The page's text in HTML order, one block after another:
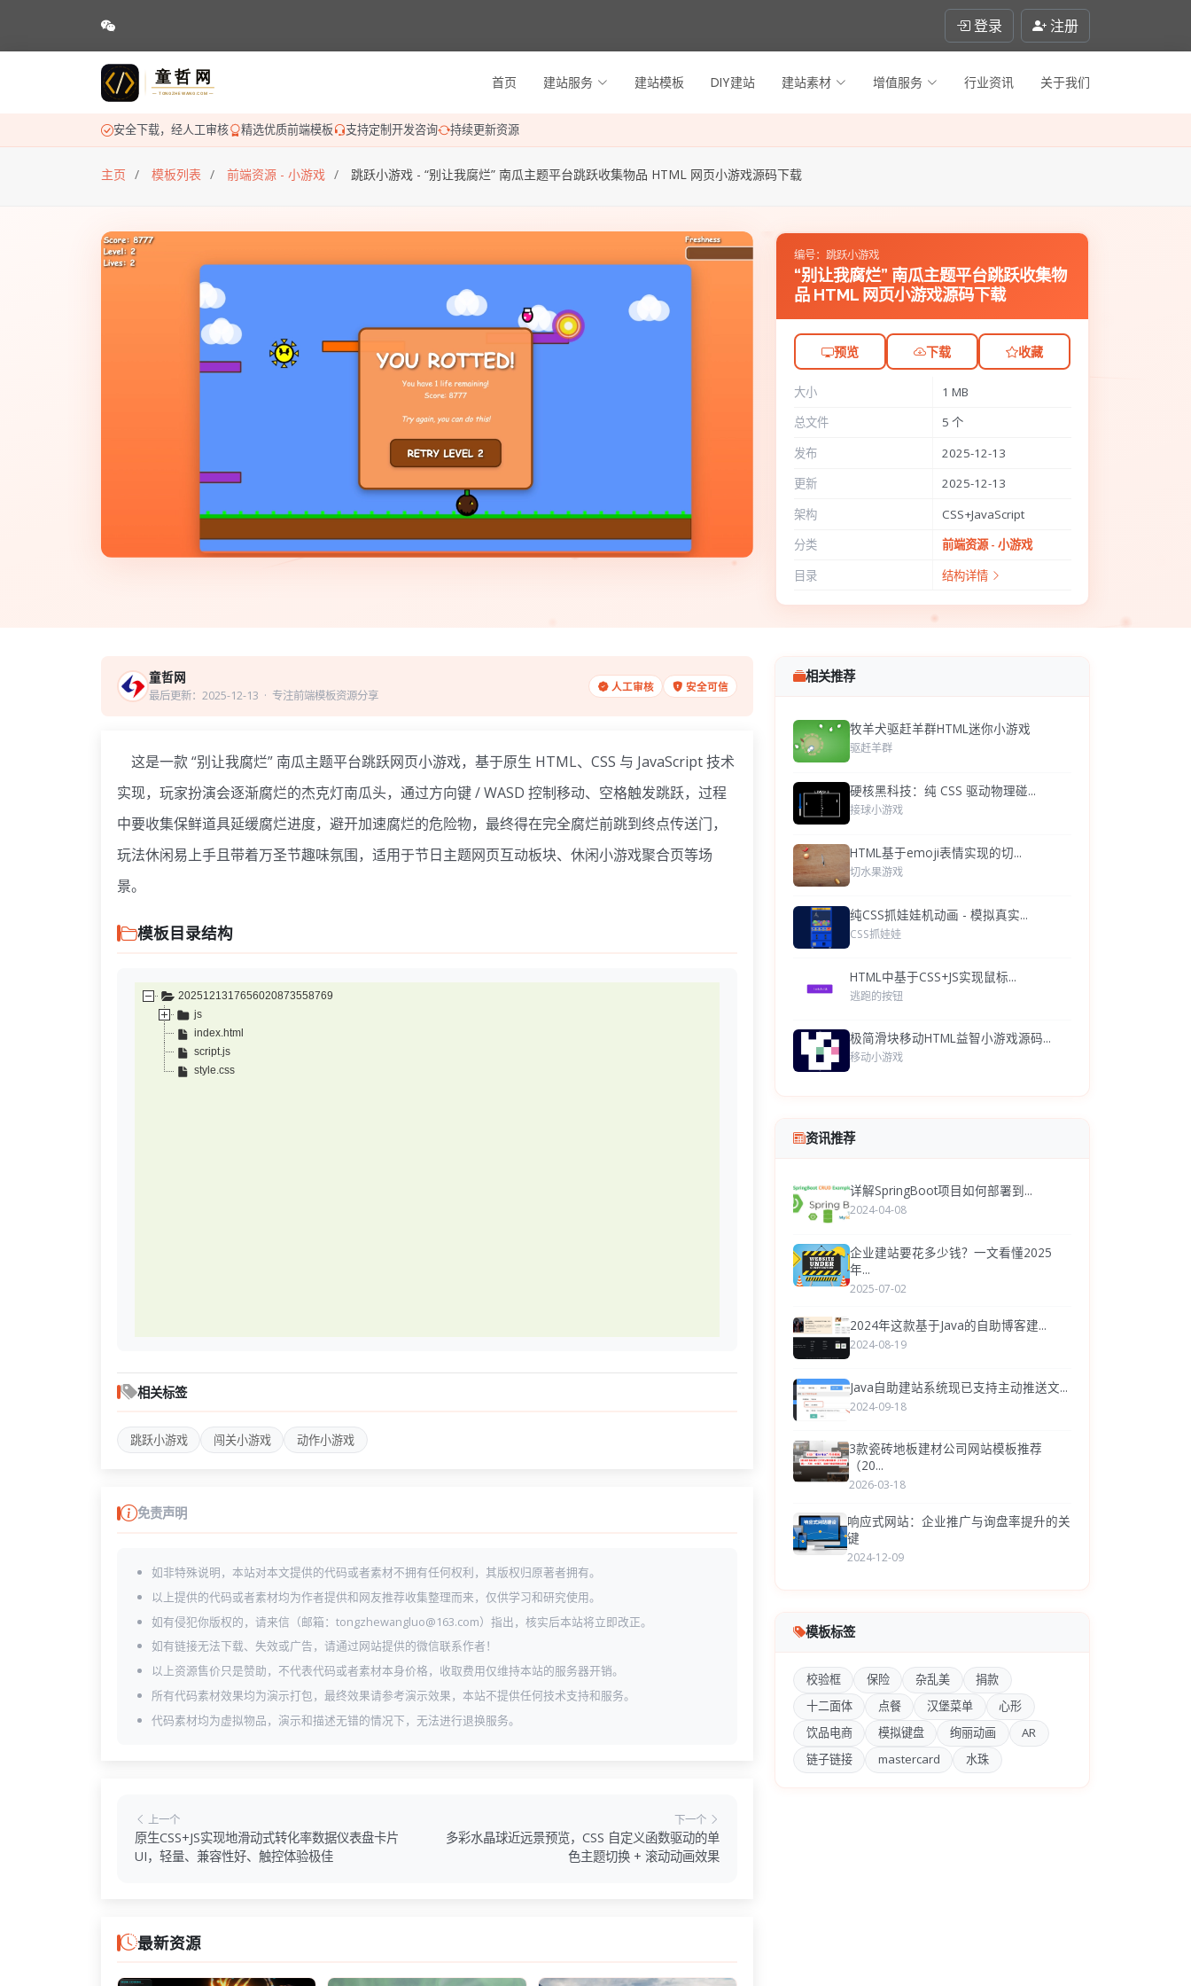
登录 注册
首页 建站服务 建站模板 DIY建站 建站素材 增值服务 行业资讯 关于我们
安全下载，经人工审核 精选优质前端模板 支持定制开发咨询 持续更新资源
主页 模板列表 前端资源 - 小游戏 跳跃小游戏 - “别让我腐烂” 南瓜主题平台跳跃收集物品 HTML 网页小游戏源码下载
编号：跳跃小游戏
“别让我腐烂” 南瓜主题平台跳跃收集物
品 HTML 网页小游戏源码下载
预览 下载 收藏
大小
1 MB
总文件
5 个
发布
2025-12-13
更新
2025-12-13
架构
CSS+JavaScript
分类
前端资源 - 小游戏
目录
结构详情
童哲网
最后更新：2025-12-13 · 专注前端模板资源分享
人工审核 安全可信
这是一款 “别让我腐烂” 南瓜主题平台跳跃网页小游戏，基于原生 HTML、CSS 与 JavaScript 技术
实现，玩家扮演会逐渐腐烂的杰克灯南瓜头，通过方向键 / WASD 控制移动、空格触发跳跃，过程
中要收集保鲜道具延缓腐烂进度，避开加速腐烂的危险物，最终得在完全腐烂前跳到终点传送门，
玩法休闲易上手且带着万圣节趣味氛围，适用于节日主题网页互动板块、休闲小游戏聚合页等场
景。
模板目录结构
2025121317656020873558769
js
index.html
script.js
style.css
相关标签
跳跃小游戏 闯关小游戏 动作小游戏
免责声明
如非特殊说明，本站对本文提供的代码或者素材不拥有任何权利，其版权归原著者拥有。
以上提供的代码或者素材均为作者提供和网友推荐收集整理而来，仅供学习和研究使用。
如有侵犯你版权的，请来信（邮箱：tongzhewangluo@163.com）指出，核实后本站将立即改正。
如有链接无法下载、失效或广告，请通过网站提供的微信联系作者！
以上资源售价只是赞助，不代表代码或者素材本身价格，收取费用仅维持本站的服务器开销。
所有代码素材效果均为演示打包，最终效果请参考演示效果，本站不提供任何技术支持和服务。
代码素材均为虚拟物品，演示和描述无错的情况下，无法进行退换服务。
上一个
原生CSS+JS实现地滑动式转化率数据仪表盘卡片
UI，轻量、兼容性好、触控体验极佳
下一个
多彩水晶球近远景预览，CSS 自定义函数驱动的单
色主题切换 + 滚动动画效果
最新资源
相关推荐
牧羊犬驱赶羊群HTML迷你小游戏
驱赶羊群
硬核黑科技：纯 CSS 驱动物理碰...
接球小游戏
HTML基于emoji表情实现的切...
切水果游戏
纯CSS抓娃娃机动画 - 模拟真实...
CSS抓娃娃
HTML中基于CSS+JS实现鼠标...
逃跑的按钮
极简滑块移动HTML益智小游戏源码...
移动小游戏
资讯推荐
详解SpringBoot项目如何部署到...
2024-04-08
企业建站要花多少钱？一文看懂2025
年...
2025-07-02
2024年这款基于Java的自助博客建...
2024-08-19
Java自助建站系统现已支持主动推送文...
2024-09-18
3款瓷砖地板建材公司网站模板推荐
（20...
2026-03-18
响应式网站：企业推广与询盘率提升的关
键
2024-12-09
模板标签
校验框 保险 杂乱美
捐款
十二面体
点餐 汉堡菜单
心形
饮品电商
模拟键盘 绚丽动画
AR
链子链接
mastercard 水珠